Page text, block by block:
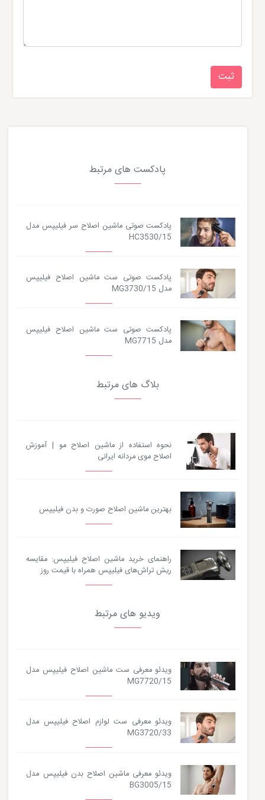
پادکست های مرتبط
پادکست صوتی ماشین اصلاح سر فیلیپس مدل
HC3530/15
پادکست صوتی ست ماشین اصلاح فیلیپس
مدل MG3730/15
پادکست صوتی ست ماشین اصلاح فیلیپس
مدل MG7715
بلاگ های مرتبط
نحوه استفاده از ماشین اصلاح مو | آموزش
اصلاح موی مردانه ایرانی
بهترین ماشین اصلاح صورت و بدن فیلیپس
راهنمای خرید ماشین اصلاح فیلیپس: مقایسه
ریش تراش‌های فیلیپس همراه با قیمت روز
ویدیو های مرتبط
ویدئو معرفی ست ماشین اصلاح فیلیپس مدل
MG7720/15
ویدئو معرفی ست لوازم اصلاح فیلیپس مدل
MG3720/33
ویدئو معرفی ماشین اصلاح بدن فیلیپس مدل
BG3005/15